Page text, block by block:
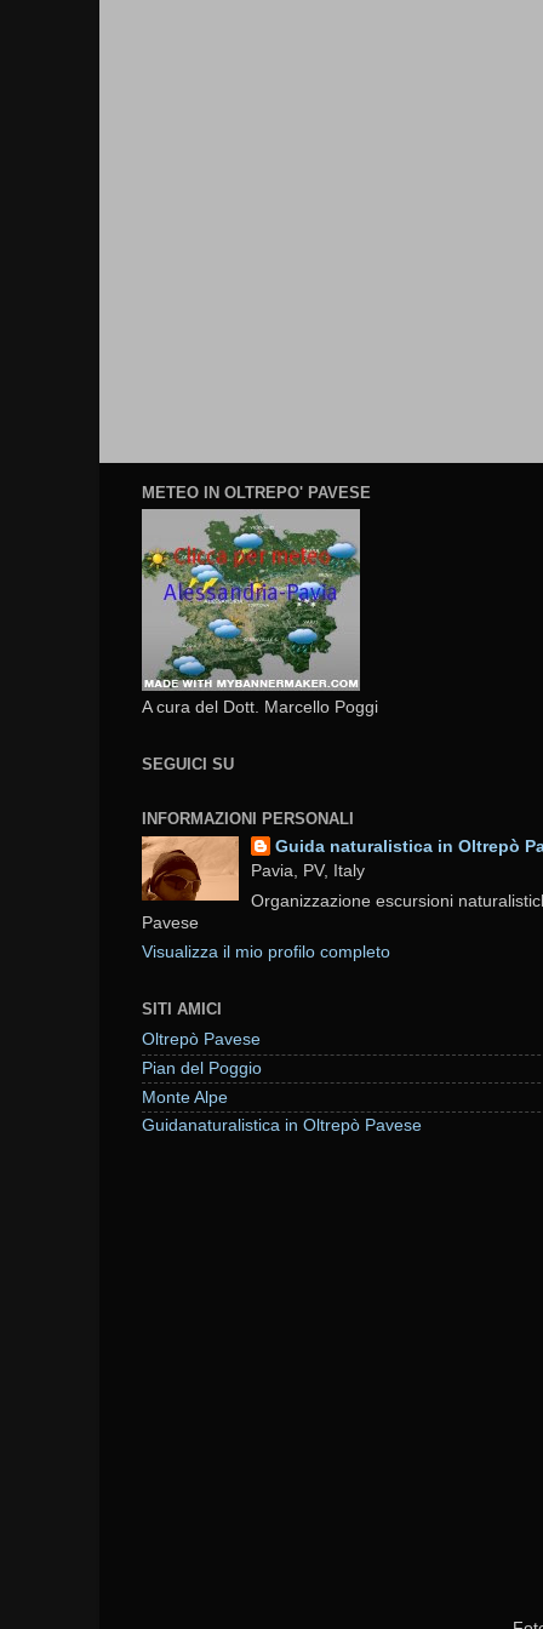
METEO IN OLTREPO' PAVESE
A cura del Dott. Marcello Poggi
SEGUICI SU
INFORMAZIONI PERSONALI
Guida naturalistica in Oltrepò
Pavia, PV, Italy
Organizzazione escursioni
Pavese
Visualizza il mio profilo completo
SITI AMICI
Oltrepò Pavese
Pian del Poggio
Monte Alpe
Guidanaturalistica in Oltrepò Pavese